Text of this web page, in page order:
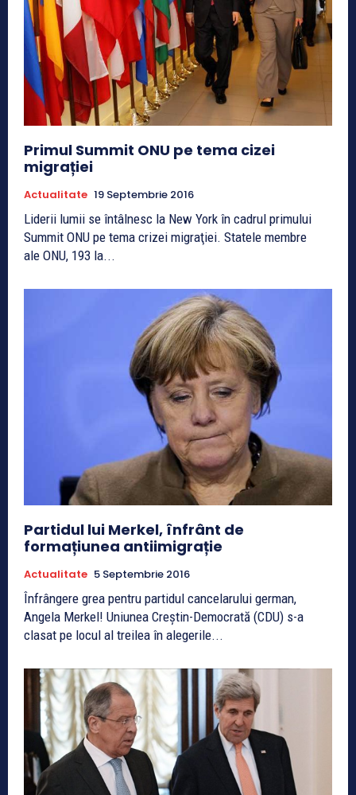
Primul Summit ONU pe tema cizei
migrației
Actualitate 19 Septembrie 2016
Liderii lumii se întâlnesc la New York în cadrul primului
Summit ONU pe tema crizei migraţiei. Statele membre
ale ONU, 193 la...
Partidul lui Merkel, înfrânt de
formațiunea antiimigrație
Actualitate 5 Septembrie 2016
Înfrângere grea pentru partidul cancelarului german,
Angela Merkel! Uniunea Creștin-Democrată (CDU) s-a
clasat pe locul al treilea în alegerile...